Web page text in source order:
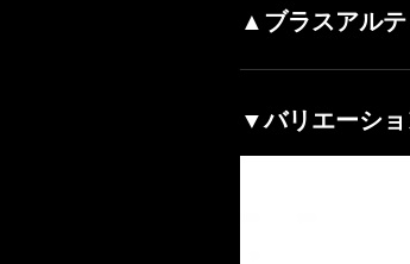
▲ブラスアル
▼バリエーシ